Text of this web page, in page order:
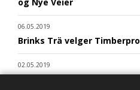
06.05.2019
Brinks Trä velger Timberpro
02.05.2019